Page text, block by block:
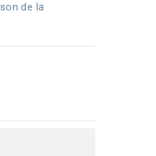
de la